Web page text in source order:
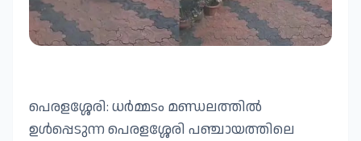
പെരളശ്ശേരി: ധർമ്മടം മണ്ഡലത്തില്‍
ഉള്‍പ്പെടുന്ന പെരളശ്ശേരി പഞ്ചായത്തിലെ